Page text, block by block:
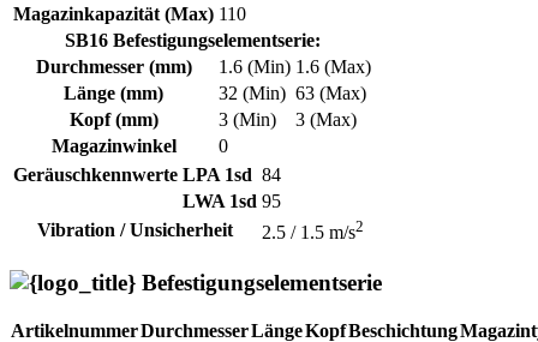
Magazinkapazität (Max) 110
SB16 Befestigungselementserie:
Durchmesser (mm)
1.6 (Min) 1.6 (Max)
Länge (mm)
32 (Min) 63 (Max)
Kopf (mm)
3 (Min)
3 (Max)
Magazinwinkel
0
Geräuschkennwerte LPA 1sd 84
LWA 1sd 95
Vibration / Unsicherheit
2.5 / 1.5 m/s2
Befestigungselementserie
ArtikelnummerDurchmesserLängeKopfBeschichtung